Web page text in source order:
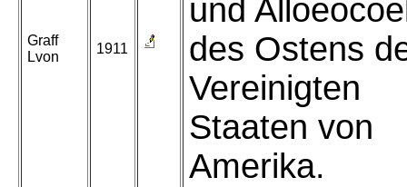
Graff
Lvon
1911
und
des Ostens
Vereinigten
Staaten von
Amerika.